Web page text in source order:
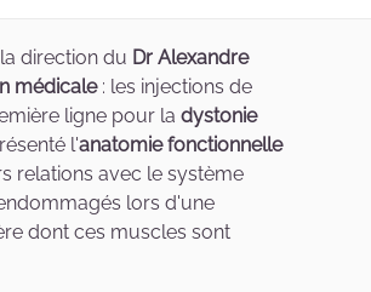
direction du Dr Alexandre
médicale: les injections de
ligne pour la dystonie
l'anatomie fonctionnelle
relations avec le système
lors d'une
dont ces muscles sont